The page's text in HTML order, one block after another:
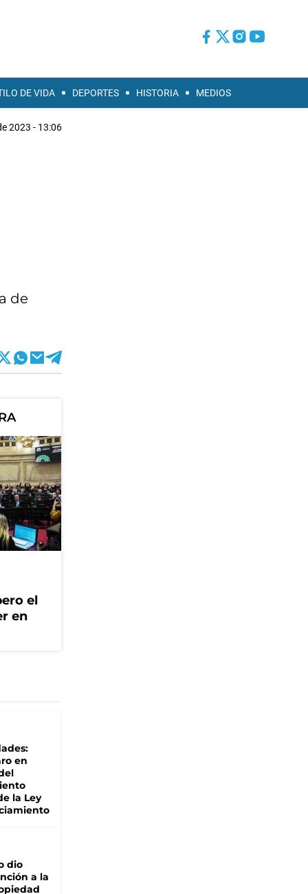
DE VIDA DEPORTES HISTORIA MEDIOS
2023 - 13:06
de
el
en
en
la Ley
dio
a la